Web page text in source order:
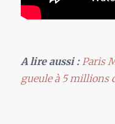
A lire aussi :Paris
gueule à 5 millions